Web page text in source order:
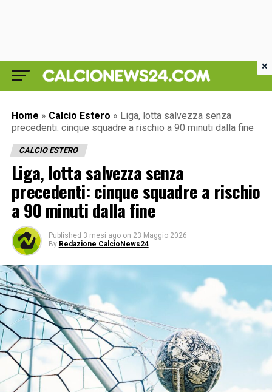
Home » Calcio Estero » Liga, lotta salvezza senza
precedenti: cinque squadre a rischio a 90 minuti dalla fine
CALCIO ESTERO
Liga, lotta salvezza senza
precedenti: cinque squadre a rischio
a 90 minuti dalla fine
Published 3 mesi ago on 23 Maggio 2026
By Redazione CalcioNews24
×